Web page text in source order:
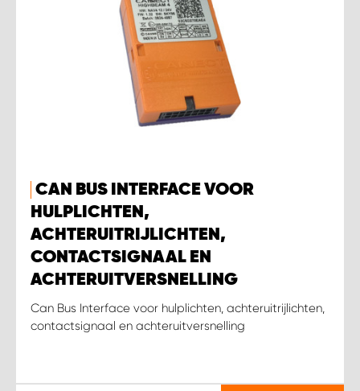
CAN BUS INTERFACE VOOR
HULPLICHTEN,
ACHTERUITRIJLICHTEN,
CONTACTSIGNAAL EN
ACHTERUITVERSNELLING
Can Bus Interface voor hulplichten, achteruitrijlichten,
contactsignaal en achteruitversnelling